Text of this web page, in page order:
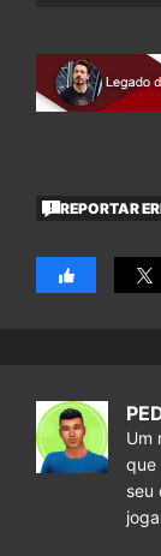
REPORTAR
Um
que
seu